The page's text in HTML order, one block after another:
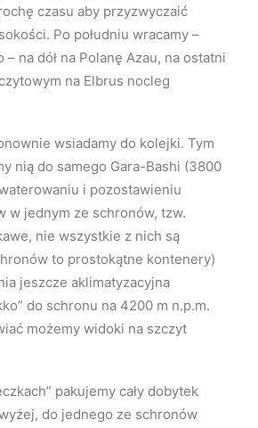
czasu aby przyzwyczaić
Po południu wracamy –
na dół na Polanę Azau, na ostatni
na Elbrus nocleg
wsiadamy do kolejki. Tym
nią do samego Gara-Bashi (3800
i pozostawieniu
w jednym ze schronów, tzw.
nie wszystkie z nich są
to prostokątne kontenery)
jeszcze aklimatyzacyjna
do schronu na 4200 m n.p.m.
możemy widoki na szczyt
pakujemy cały dobytek
do jednego ze schronów